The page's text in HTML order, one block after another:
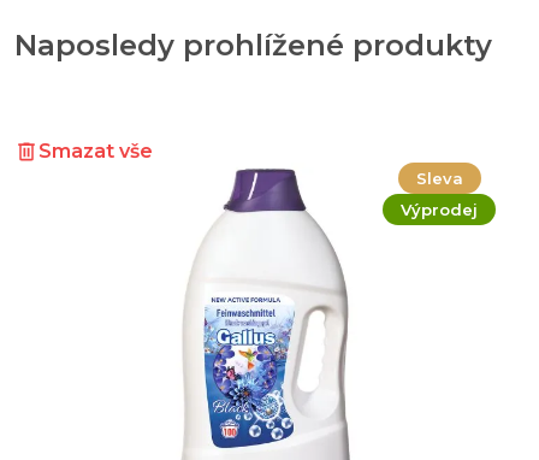
Naposledy prohlížené produkty
Smazat vše
Sleva
Výprodej